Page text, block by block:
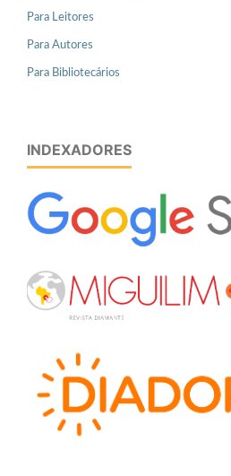
Para Leitores
Para Autores
Para Bibliotecários
INDEXADORES